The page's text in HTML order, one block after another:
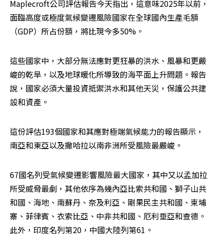
Maplecroft公司評估報告今天指出，這意味2025年以前，
面臨高度或極度氣候變遷風險國家在全球國內生產毛額
（GDP）所占份額，將比現今多50%。
這些國家中，大部分無法應對更狂暴的洪水、風暴和更嚴
峻的乾旱，以及地球暖化所導致的海平面上升問題。報告
說，國家必須大量投資抵禦洪水和其他天災，保護公共建
設和資產。
這份評估193個國家和其應對極端氣候能力的報告顯示，
南亞和東亞以及撒哈拉以南非洲所受風險最嚴峻。
67國名列受氣候變遷影響風險最大國家，其中又以孟加拉
所受威脅最劇，其他依序為幾內亞比索共和國、獅子山共
和國、海地、南蘇丹、奈及利亞、剛果民主共和國、柬埔
寨、菲律賓、衣索比亞、中非共和國、厄利垂亞和查德。
此外，印度名列第20，中國大陸列第61。